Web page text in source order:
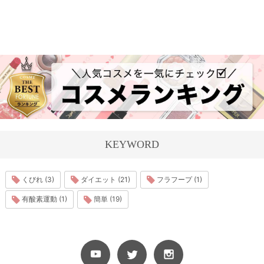
KEYWORD
くびれ (3) ダイエット (21) フラフープ (1)
有酸素運動 (1) 簡単 (19)